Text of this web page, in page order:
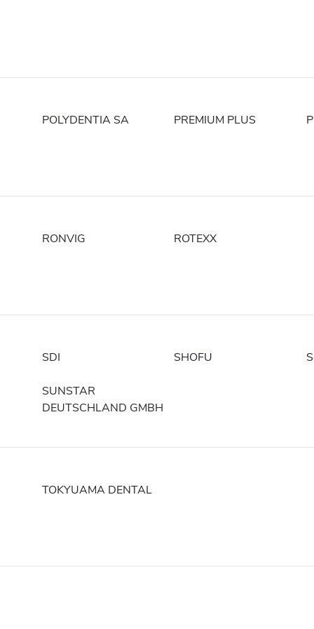
POLYDENTIA SA PREMIUM PLUS
RONVIG ROTEXX
SDI SHOFU
SUNSTAR
DEUTSCHLAND GMBH
TOKYUAMA DENTAL